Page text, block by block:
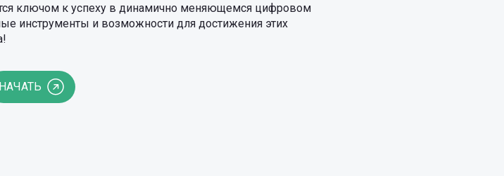
ключом к успеху в динамично меняющемся цифровом
инструменты и возможности для достижения этих
НАЧАТЬ